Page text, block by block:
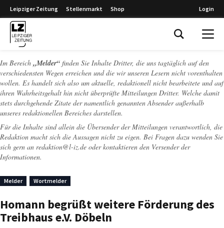
Leipziger Zeitung Stellenmarkt Shop Login
Im Bereich „Melder“ finden Sie Inhalte Dritter, die uns tagtäglich auf den
verschiedensten Wegen erreichen und die wir unseren Lesern nicht vorenthalten
wollen. Es handelt sich also um aktuelle, redaktionell nicht bearbeitete und auf
ihren Wahrheitsgehalt hin nicht überprüfte Mitteilungen Dritter. Welche damit
stets durchgehende Zitate der namentlich genannten Absender außerhalb
unseres redaktionellen Bereiches darstellen.
Für die Inhalte sind allein die Übersender der Mitteilungen verantwortlich, die
Redaktion macht sich die Aussagen nicht zu eigen. Bei Fragen dazu wenden Sie
sich gern an redaktion@l-iz.de oder kontaktieren den Versender der
Informationen.
Melder Wortmelder
Homann begrüßt weitere Förderung des
Treibhaus e.V. Döbeln